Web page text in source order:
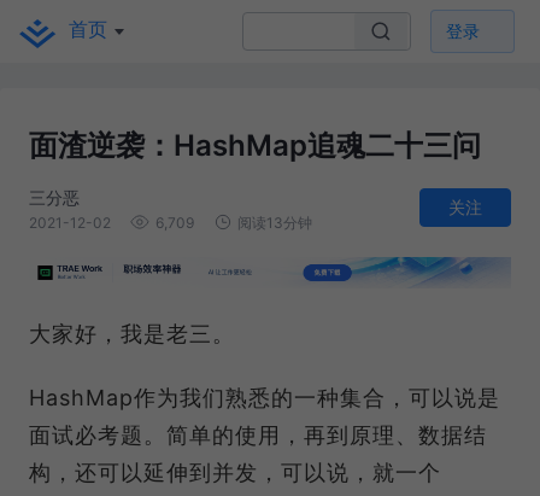
首页 登录
面渣逆袭：HashMap追魂二十三问
三分恶
2021-12-02 6,709 阅读13分钟
关注
大家好，我是老三。
HashMap作为我们熟悉的一种集合，可以说是
面试必考题。简单的使用，再到原理、数据结
构，还可以延伸到并发，可以说，就一个